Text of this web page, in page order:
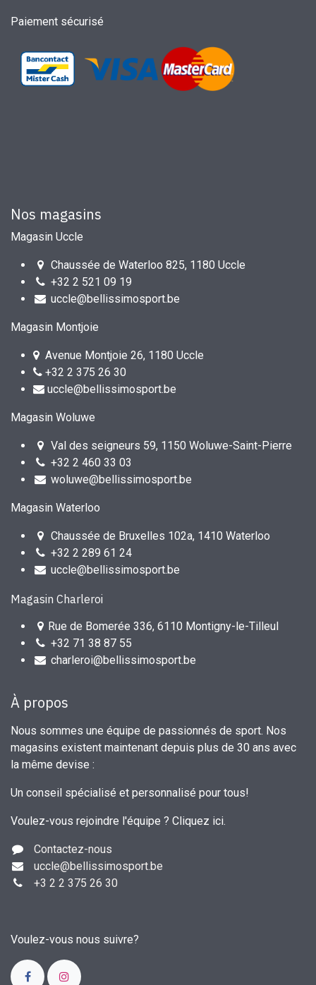
Paiement sécurisé
Nos magasins
Magasin Uccle
Chaussée de Waterloo 825, 1180 Uccle
+32 2 521 09 19
uccle@bellissimosport.be
Magasin Montjoie
Avenue Montjoie 26, 1180 Uccle
+32 2 375 26 30
uccle@bellissimosport.be
Magasin Woluwe
Val des seigneurs 59, 1150 Woluwe-Saint-Pierre
+32 2 460 33 03
woluwe@bellissimosport.be
Magasin Waterloo
Chaussée de Bruxelles 102a, 1410 Waterloo
+32 2 289 61 24
uccle@bellissimosport.be
Magasin Charleroi
Rue de Bomerée 336, 6110 Montigny-le-Tilleul
+32 71 38 87 55
charleroi@bellissimosport.be
À propos
Nous sommes une équipe de passionnés de sport. Nos
magasins existent maintenant depuis plus de 30 ans avec
la même devise :
Un conseil spécialisé et personnalisé pour tous!
Voulez-vous rejoindre l'équipe ? Cliquez ici.
Contactez-nous
uccle@bellissimosport.be
+3 2 2 375 26 30
Voulez-vous nous suivre?